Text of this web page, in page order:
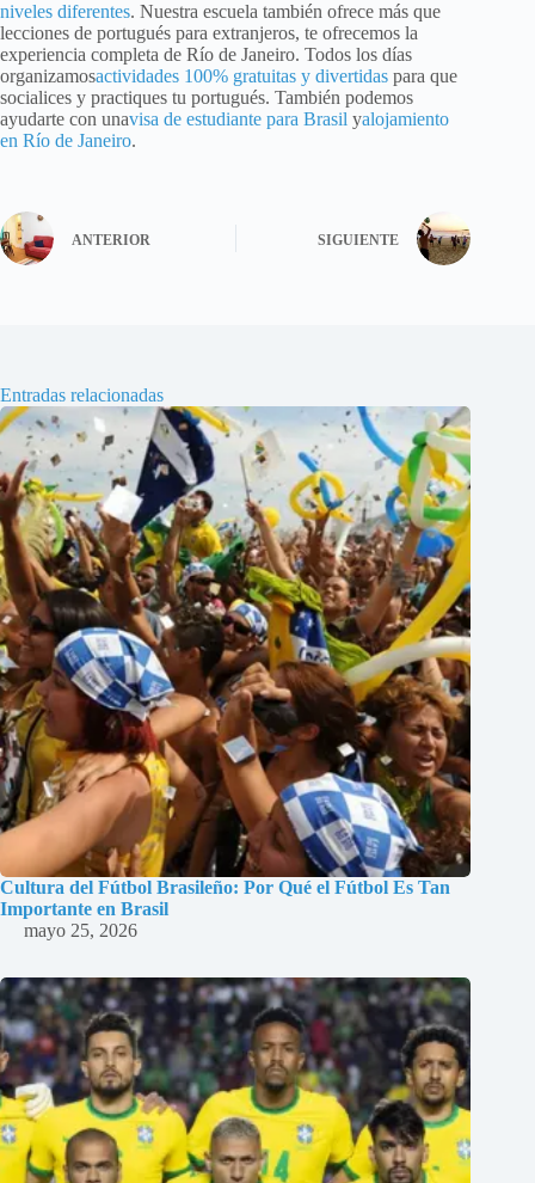
niveles diferentes. Nuestra escuela también ofrece más que
lecciones de portugués para extranjeros, te ofrecemos la
experiencia completa de Río de Janeiro. Todos los días
organizamosactividades 100% gratuitas y divertidas para que
socialices y practiques tu portugués. También podemos
ayudarte con unavisa de estudiante para Brasil yalojamiento
en Río de Janeiro.
ANTERIOR SIGUIENTE
Entradas relacionadas
Cultura del Fútbol Brasileño: Por Qué el Fútbol Es Tan
Importante en Brasil
mayo 25, 2026